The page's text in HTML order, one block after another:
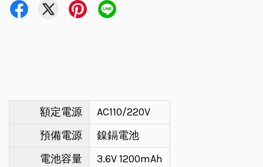
額定電源
AC110/220V
預備電源
鎳鎘電池
電池容量
3.6V 1200mAh